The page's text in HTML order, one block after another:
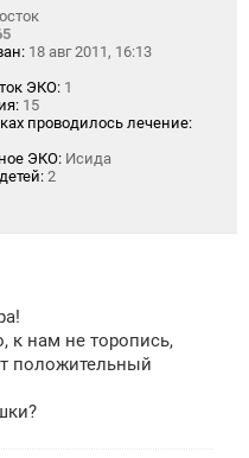
18 авг 2011, 16:13
ЭКО: 1
15
проводилось лечение:
ЭКО: Исида
2
к нам не торопись,
положительный